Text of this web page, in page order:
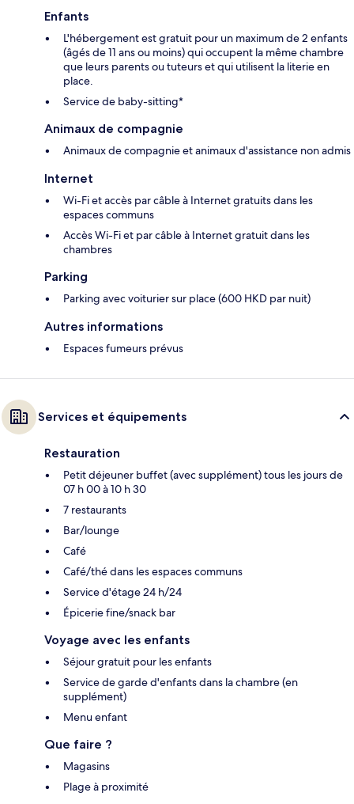
Enfants
L'hébergement est gratuit pour un maximum de 2 enfants
(âgés de 11 ans ou moins) qui occupent la même chambre
que leurs parents ou tuteurs et qui utilisent la literie en
place.
Service de baby-sitting*
Animaux de compagnie
Animaux de compagnie et animaux d'assistance non admis
Internet
Wi-Fi et accès par câble à Internet gratuits dans les
espaces communs
Accès Wi-Fi et par câble à Internet gratuit dans les
chambres
Parking
Parking avec voiturier sur place (600 HKD par nuit)
Autres informations
Espaces fumeurs prévus
Services et équipements
Restauration
Petit déjeuner buffet (avec supplément) tous les jours de
07 h 00 à 10 h 30
7 restaurants
Bar/lounge
Café
Café/thé dans les espaces communs
Service d'étage 24 h/24
Épicerie fine/snack bar
Voyage avec les enfants
Séjour gratuit pour les enfants
Service de garde d'enfants dans la chambre (en
supplément)
Menu enfant
Que faire ?
Magasins
Plage à proximité